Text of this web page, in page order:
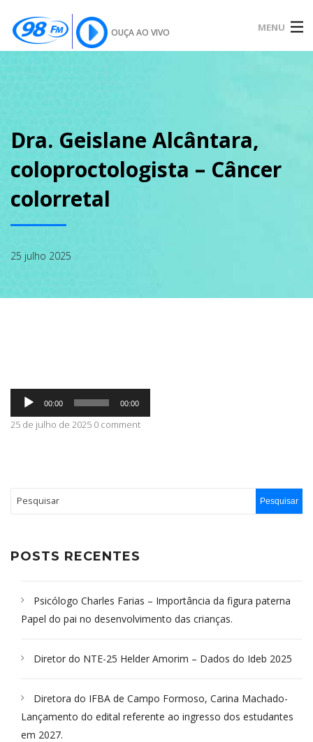
OUÇA AO VIVO MENU
SOBRE
NOTÍCIAS
CONTATO
Dra. Geislane Alcântara,
coloproctologista – Câncer
colorretal
25 julho 2025
Tocador
áudio
00:00 00:00
25 de julho de 2025 0 comment
POSTS RECENTES
Psicólogo Charles Farias – Importância da figura paterna
Papel do pai no desenvolvimento das crianças.
Diretor do NTE-25 Helder Amorim – Dados do Ideb 2025
Diretora do IFBA de Campo Formoso, Carina Machado-
Lançamento do edital referente ao ingresso dos estudantes
em 2027.